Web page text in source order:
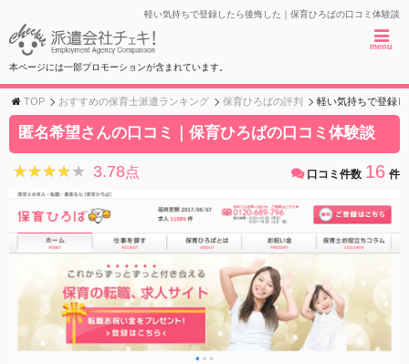
軽い気持ちで登録したら後悔した｜保育ひろばの口コミ体験談
menu
本ページには一部プロモーションが含まれています。
TOP おすすめの保育士派遣ランキング 保育ひろばの評判 軽い気持ちで登録
匿名希望さんの口コミ｜保育ひろばの口コミ体験談
★★★★★
★★★★★ 3.78点 口コミ件数 16 件